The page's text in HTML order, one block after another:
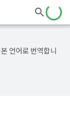
언어로 번역합니